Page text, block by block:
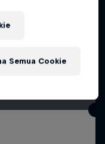
Semua Cookie